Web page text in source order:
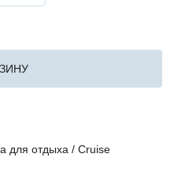
для отдыха / Cruise